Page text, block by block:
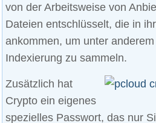
von der Arbeitsweise von
Dateien entschlüsselt, die in
ankommen, um unter
Indexierung zu sammeln.
Zusätzlich hat
Crypto ein eigenes
spezielles Passwort, das nur